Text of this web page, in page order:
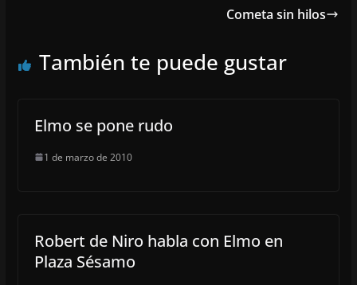
Cometa sin hilos
También te puede gustar
Elmo se pone rudo
1 de marzo de 2010
Robert de Niro habla con Elmo en
Plaza Sésamo